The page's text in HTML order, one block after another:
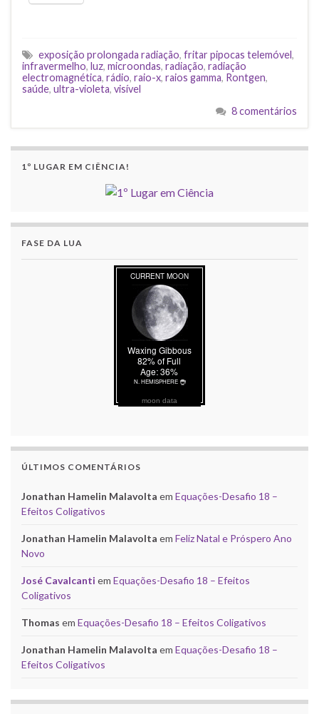
exposição prolongada radiação, fritar pipocas telemóvel,
infravermelho, luz, microondas, radiação, radiação
electromagnética, rádio, raio-x, raios gamma, Rontgen,
saúde, ultra-violeta, visível
8 comentários
1º LUGAR EM CIÊNCIA!
FASE DA LUA
moon data
ÚLTIMOS COMENTÁRIOS
Jonathan Hamelin Malavolta em Equações-Desafio 18 –
Efeitos Coligativos
Jonathan Hamelin Malavolta em Feliz Natal e Próspero Ano
Novo
José Cavalcanti em Equações-Desafio 18 – Efeitos
Coligativos
Thomas em Equações-Desafio 18 – Efeitos Coligativos
Jonathan Hamelin Malavolta em Equações-Desafio 18 –
Efeitos Coligativos